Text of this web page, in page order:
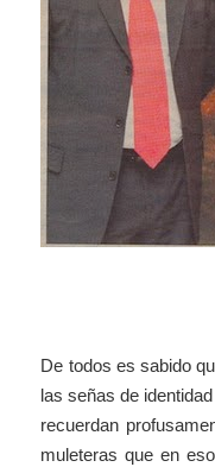
De todos es sabido
las señas de
recuerdan
muleteras que en